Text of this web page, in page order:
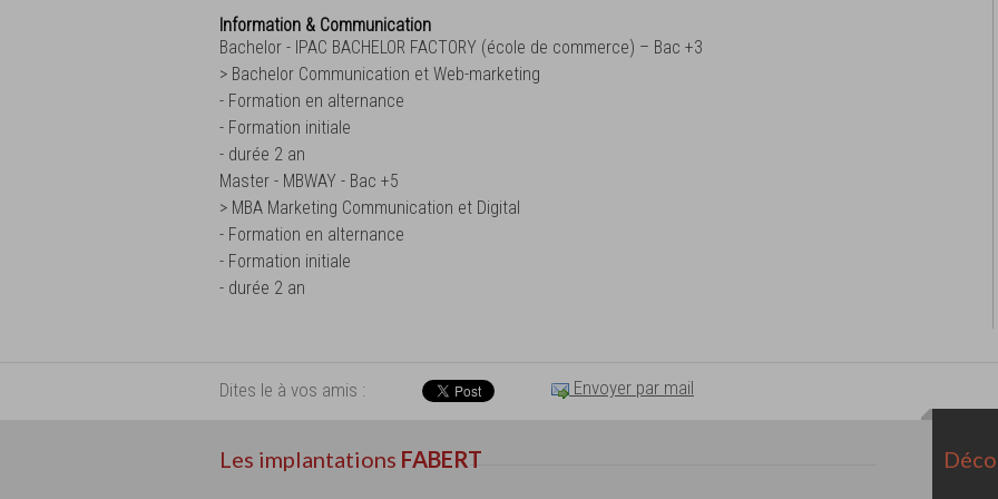
Information & Communication
Bachelor - IPAC BACHELOR FACTORY (école de commerce) – Bac +3
> Bachelor Communication et Web-marketing
- Formation en alternance
- Formation initiale
- durée 2 an
Master - MBWAY - Bac +5
> MBA Marketing Communication et Digital
- Formation en alternance
- Formation initiale
- durée 2 an
Dites le à vos amis : Envoyer par mail
Les implantations FABERT